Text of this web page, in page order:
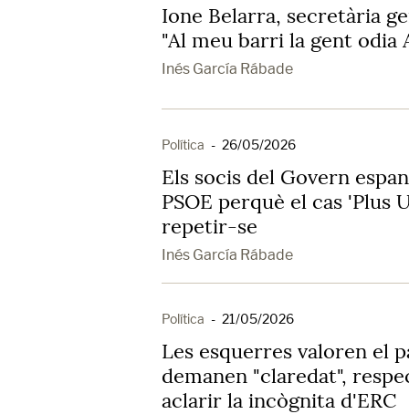
Ione Belarra, secretària
"Al meu barri la gent odia
Inés García Rábade
Política - 26/05/2026
Els socis del Govern
PSOE perquè el cas 'Plus
repetir-se
Inés García Rábade
Política - 21/05/2026
Les esquerres valoren el
demanen "claredat",
aclarir la incògnita d'ERC